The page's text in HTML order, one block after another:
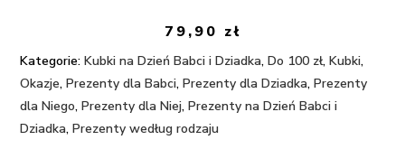
79,90 zł
Kategorie: Kubki na Dzień Babci i Dziadka,Do 100 zł,Kubki,
Okazje,Prezenty dla Babci,Prezenty dla Dziadka,Prezenty
dla Niego,Prezenty dla Niej,Prezenty na Dzień Babci i
Dziadka,Prezenty według rodzaju